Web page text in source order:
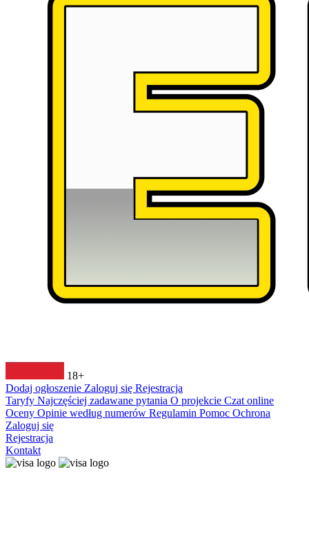
18+
Dodaj ogłoszenie Zaloguj się Rejestracja
Taryfy Najczęściej zadawane pytania O projekcie Czat online
Oceny Opinie według numerów Regulamin Pomoc Ochrona
Zaloguj się
Rejestracja
Kontakt